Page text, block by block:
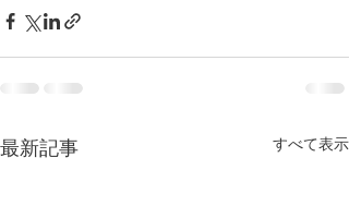
最新記事 すべて表示